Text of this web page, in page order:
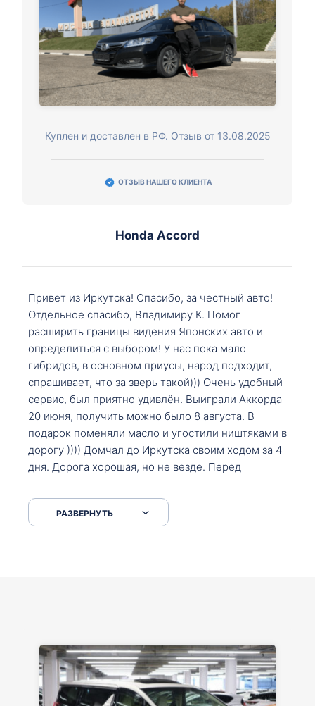
Куплен и доставлен в РФ. Отзыв от 13.08.2025
ОТЗЫВ НАШЕГО КЛИЕНТА
Honda Accord
Привет из Иркутска! Спасибо, за честный авто!
Отдельное спасибо, Владимиру К. Помог
расширить границы видения Японских авто и
определиться с выбором! У нас пока мало
гибридов, в основном приусы, народ подходит,
спрашивает, что за зверь такой))) Очень удобный
сервис, был приятно удивлён. Выиграли Аккорда
20 июня, получить можно было 8 августа. В
подарок поменяли масло и угостили ништяками в
дорогу )))) Домчал до Иркутска своим ходом за 4
дня. Дорога хорошая, но не везде. Перед
серпантинах по пути следования.
РАЗВЕРНУТЬ